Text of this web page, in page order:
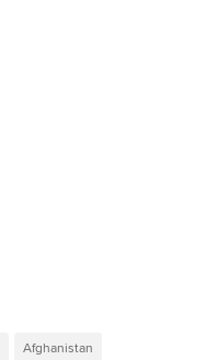
Afghanistan